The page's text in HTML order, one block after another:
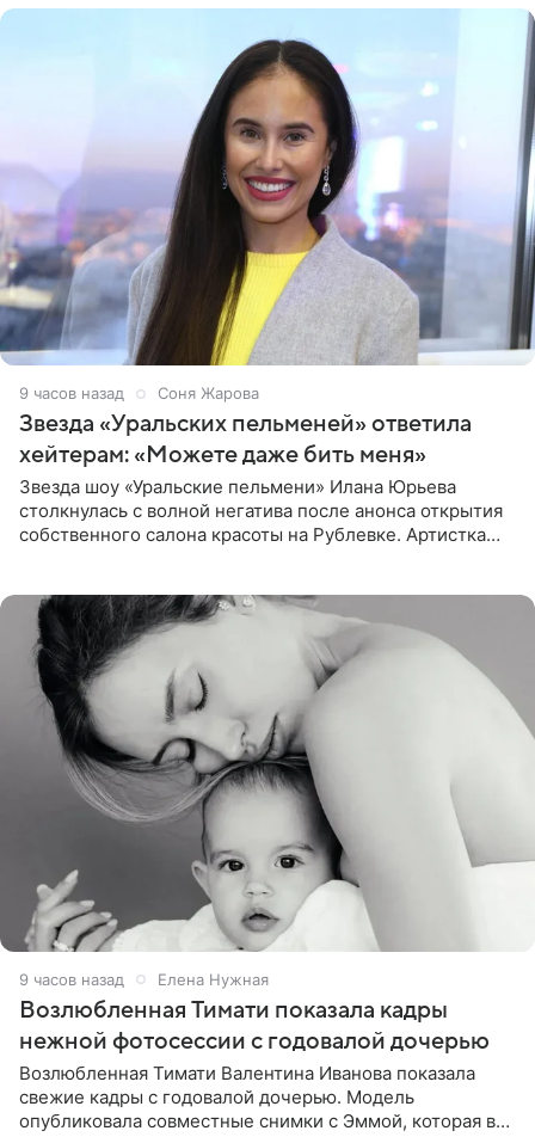
9 часов назад Соня Жарова
Звезда «Уральских пельменей» ответила
хейтерам: «Можете даже бить меня»
Звезда шоу «Уральские пельмени» Илана Юрьева
столкнулась с волной негатива после анонса открытия
собственного салона красоты на Рублевке. Артистка
9 часов назад Елена Нужная
Возлюбленная Тимати показала кадры
нежной фотосессии с годовалой дочерью
Возлюбленная Тимати Валентина Иванова показала
свежие кадры с годовалой дочерью. Модель
опубликовала совместные снимки с Эммой, которая в